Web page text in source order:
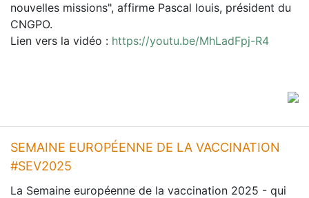
nouvelles missions", affirme Pascal louis, président du
CNGPO.
Lien vers la vidéo : https://youtu.be/MhLadFpj-R4
SEMAINE EUROPÉENNE DE LA VACCINATION
#SEV2025
La Semaine européenne de la vaccination 2025 - qui